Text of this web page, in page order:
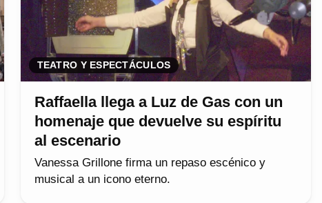
TEATRO Y ESPECTÁCULOS
Raffaella llega a Luz de Gas con un
homenaje que devuelve su espíritu
al escenario
Vanessa Grillone firma un repaso escénico y
musical a un icono eterno.